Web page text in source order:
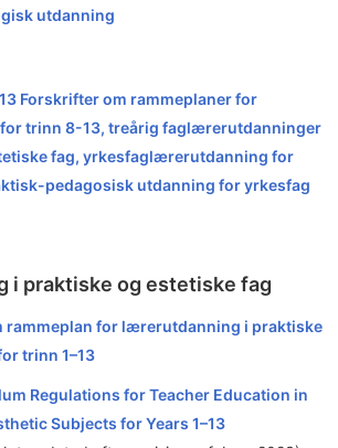
utdanning
Forskrifter om rammeplaner for
trinn 8-13, treårig faglærerutdanninger
fag, yrkesfaglærerutdanning for
pedagosisk utdanning for yrkesfag
i praktiske og estetiske fag
rammeplan for lærerutdanning i praktiske
trinn 1–13
Regulations for Teacher Education in
Subjects for Years 1–13